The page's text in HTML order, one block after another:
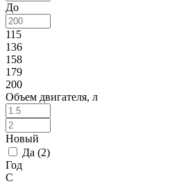
До
115
136
158
179
200
Объем двигателя, л
Новый
Да (2)
Год
С